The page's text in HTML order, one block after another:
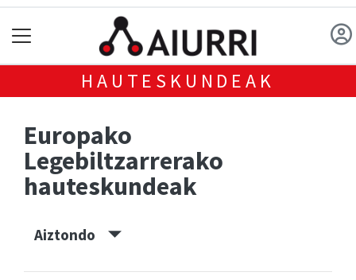
HAUTESKUNDEAK
Europako
Legebiltzarrerako
hauteskundeak
Aiztondo